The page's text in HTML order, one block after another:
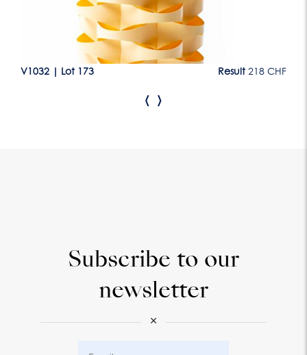
V1032 Lot 173 Result 218 CHF
‹ ›
Subscribe to our
newsletter
×